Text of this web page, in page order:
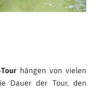
hängen von vielen
Dauer der Tour, den